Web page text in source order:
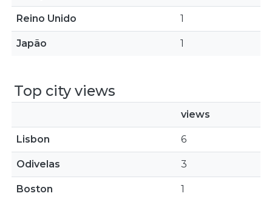
Reino Unido 1
Japão 1
Top city views
views
Lisbon 6
Odivelas 3
Boston 1